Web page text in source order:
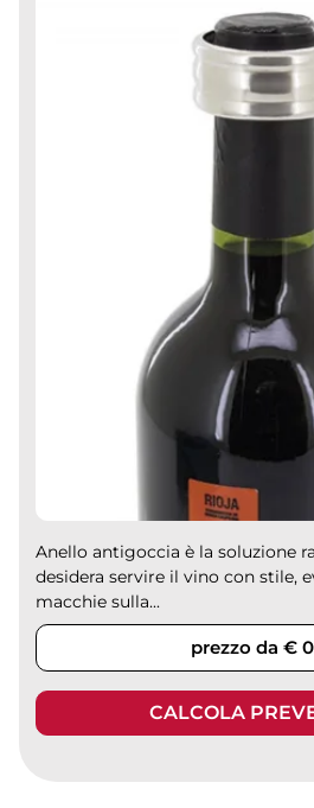
Anello antigoccia è la soluzione
desidera servire il vino con stile,
macchie sulla...
prezzo da €
CALCOLA